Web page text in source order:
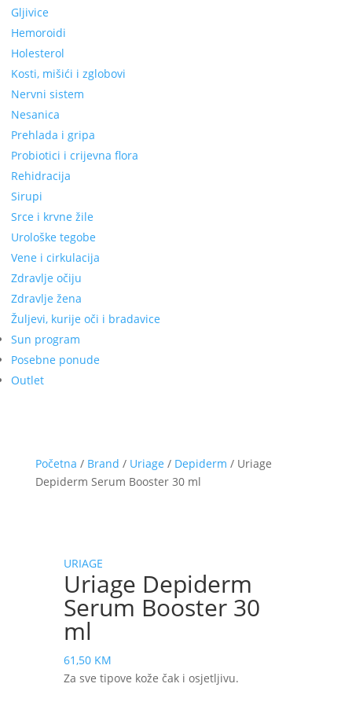
Gljivice
Hemoroidi
Holesterol
Kosti, mišići i zglobovi
Nervni sistem
Nesanica
Prehlada i gripa
Probiotici i crijevna flora
Rehidracija
Sirupi
Srce i krvne žile
Urološke tegobe
Vene i cirkulacija
Zdravlje očiju
Zdravlje žena
Žuljevi, kurije oči i bradavice
Sun program
Posebne ponude
Outlet
Početna / Brand / Uriage / Depiderm / Uriage
Depiderm Serum Booster 30 ml
URIAGE
Uriage Depiderm
Serum Booster 30
ml
61,50 KM
Za sve tipove kože čak i osjetljivu.